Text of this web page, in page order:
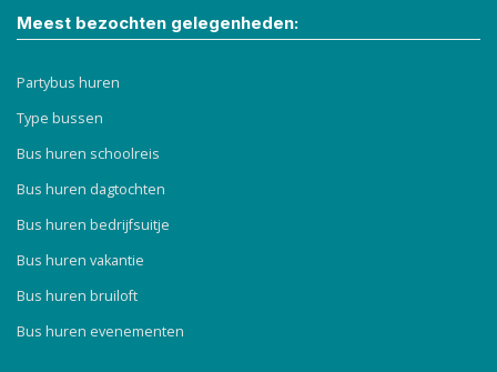
Meest bezochten gelegenheden:
Partybus huren
Type bussen
Bus huren schoolreis
Bus huren dagtochten
Bus huren bedrijfsuitje
Bus huren vakantie
Bus huren bruiloft
Bus huren evenementen